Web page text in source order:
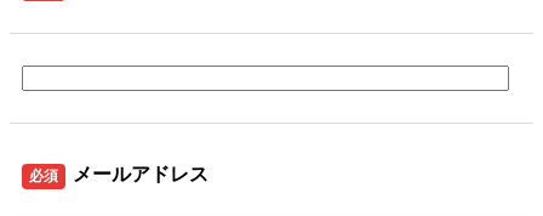
必須 メールアドレス